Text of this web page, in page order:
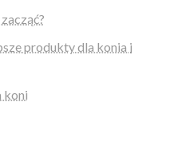
produkty dla konia i
koni